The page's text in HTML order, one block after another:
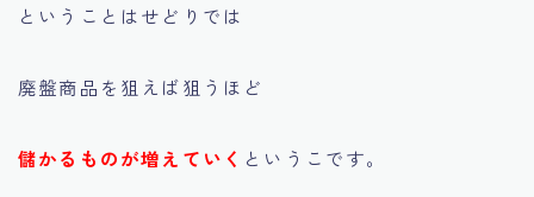
ということはせどりでは
廃盤商品を狙えば狙うほど
儲かるものが増えていく というこです。